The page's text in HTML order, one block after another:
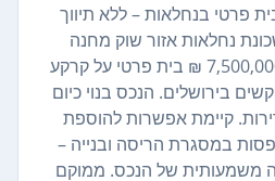
פרטי בנחלאות – ללא תיווך
– שכונת נחלאות אזור שוק מחנה
יהודה – לב העיר מחיר: 7,500,000 ₪ בית פרטי על קרקע
בירושלים. הנכס בנוי כיום
מ״ר ומחולק ל-2 דירות. קיימת אפשרות להוספת
מרפסות במסגרת הריסה ובנייה –
משמעותית של הנכס. ממוקם